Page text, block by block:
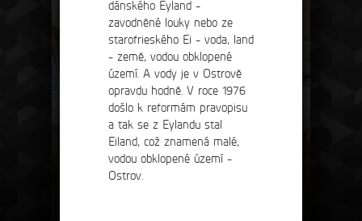
dánského Eyland -
zavodněné louky nebo ze
starofrieského Ei - voda, land
- země, vodou obklopené
území. A vody je v Ostrově
opravdu hodně. V roce 1976
došlo k reformám pravopisu
a tak se z Eylandu stal
Eiland, což znamená malé,
vodou obklopené území -
Ostrov.